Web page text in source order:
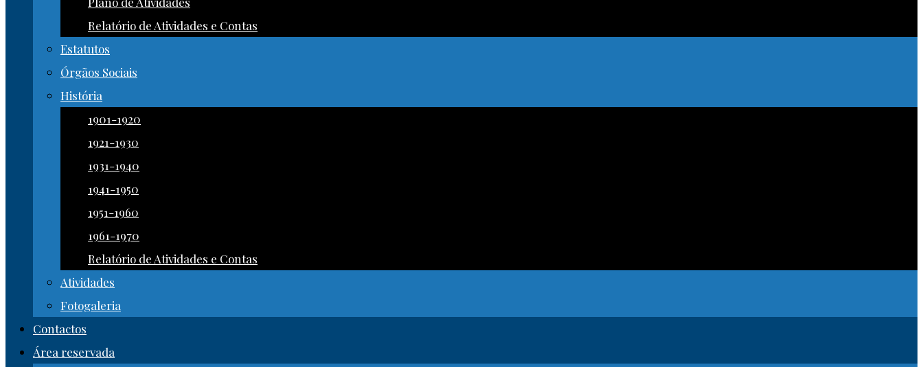
Relatório de Atividades e Contas
Estatutos
Órgãos Sociais
História
1901-1920
1921-1930
1931-1940
1941-1950
1951-1960
1961-1970
Relatório de Atividades e Contas
Atividades
Fotogaleria
Contactos
Área reservada